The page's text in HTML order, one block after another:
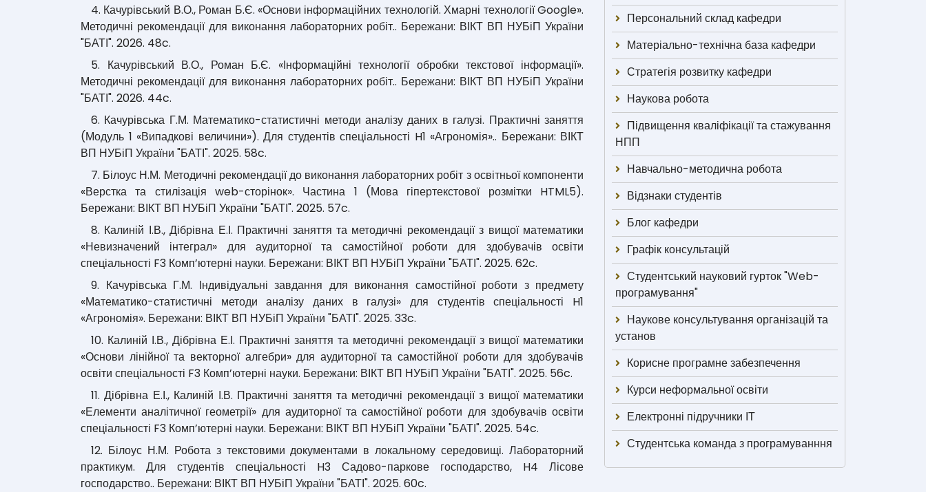
4. Качурівський В.О., Роман Б.Є. «Основи інформаційних технологій. Хмарні технології Google».
Методичні рекомендації для виконання лабораторних робіт.. Бережани: ВІКТ ВП НУБіП України
"БАТІ". 2026. 48c.
5. Качурівський В.О., Роман Б.Є. «Інформаційні технології обробки текстової інформації».
Методичні рекомендації для виконання лабораторних робіт.. Бережани: ВІКТ ВП НУБіП України
"БАТІ". 2026. 44c.
6. Качурівська Г.М. Математико-статистичні методи аналізу даних в галузі. Практичні заняття
(Модуль 1 «Випадкові величини»). Для студентів спеціальності H1 «Агрономія».. Бережани: ВІКТ
ВП НУБіП України "БАТІ". 2025. 58c.
7. Білоус Н.М. Методичні рекомендації до виконання лабораторних робіт з освітньої компоненти
«Верстка та стилізація web-сторінок». Частина 1 (Мова гіпертекстової розмітки HTML5).
Бережани: ВІКТ ВП НУБіП України "БАТІ". 2025. 57c.
8. Калиній І.В., Дібрівна Е.І. Практичні заняття та методичні рекомендації з вищої математики
«Невизначений інтеграл» для аудиторної та самостійної роботи для здобувачів освіти
спеціальності F3 Комп’ютерні науки. Бережани: ВІКТ ВП НУБіП України "БАТІ". 2025. 62c.
9. Качурівська Г.М. Індивідуальні завдання для виконання самостійної роботи з предмету
«Математико-статистичні методи аналізу даних в галузі» для студентів спеціальності H1
«Агрономія». Бережани: ВІКТ ВП НУБіП України "БАТІ". 2025. 33c.
10. Калиній І.В., Дібрівна Е.І. Практичні заняття та методичні рекомендації з вищої математики
«Основи лінійної та векторної алгебри» для аудиторної та самостійної роботи для здобувачів
освіти спеціальності F3 Комп’ютерні науки. Бережани: ВІКТ ВП НУБіП України "БАТІ". 2025. 56c.
11. Дібрівна Е.І., Калиній І.В. Практичні заняття та методичні рекомендації з вищої математики
«Елементи аналітичної геометрії» для аудиторної та самостійної роботи для здобувачів освіти
спеціальності F3 Комп’ютерні науки. Бережани: ВІКТ ВП НУБіП України "БАТІ". 2025. 54c.
12. Білоус Н.М. Робота з текстовими документами в локальному середовищі. Лабораторний
практикум. Для студентів спеціальності H3 Садово-паркове господарство, H4 Лісове
господарство.. Бережани: ВІКТ ВП НУБіП України "БАТІ". 2025. 60c.
Персональний склад кафедри
Матеріально-технічна база кафедри
Стратегія розвитку кафедри
Наукова робота
Підвищення кваліфікації та стажування
НПП
Навчально-методична робота
Відзнаки студентів
Блог кафедри
Графік консультацій
Студентський науковий гурток "Web-
програмування"
Наукове консультування організацій та
установ
Корисне програмне забезпечення
Курси неформальної освіти
Електронні підручники ІТ
Студентська команда з програмуванння